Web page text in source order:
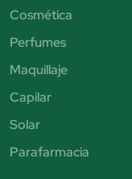
Cosmética
Perfumes
Maquillaje
Capilar
Solar
Parafarmacia